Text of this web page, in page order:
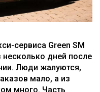
сервиса Green SM
несколько дней после
Люди жалуются,
мало, а из
много. Часть